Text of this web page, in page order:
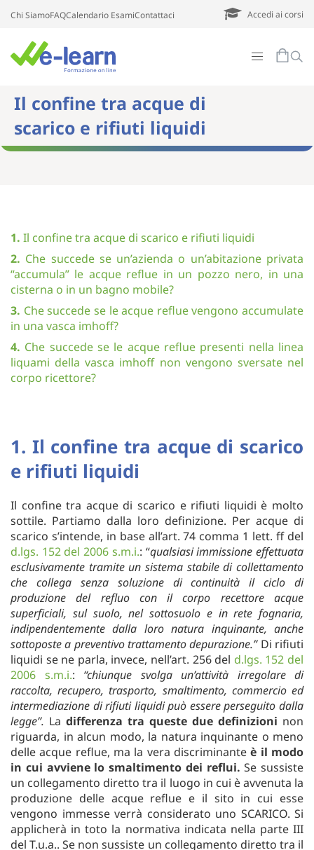
Chi SiamoFAQCalendario EsamiContattaci Accedi ai corsi
Il confine tra acque di
scarico e rifiuti liquidi
1. Il confine tra acque di scarico e rifiuti liquidi
2. Che succede se un’azienda o un’abitazione privata
“accumula” le acque reflue in un pozzo nero, in una
cisterna o in un bagno mobile?
3. Che succede se le acque reflue vengono accumulate
in una vasca imhoff?
4. Che succede se le acque reflue presenti nella linea
liquami della vasca imhoff non vengono sversate nel
corpo ricettore?
1. Il confine tra acque di scarico
e rifiuti liquidi
Il confine tra acque di scarico e rifiuti liquidi è molto
sottile. Partiamo dalla loro definizione. Per acque di
scarico s’intende, in base all’art. 74 comma 1 lett. ff del
d.lgs. 152 del 2006 s.m.i.: “qualsiasi immissione effettuata
esclusivamente tramite un sistema stabile di collettamento
che collega senza soluzione di continuità il ciclo di
produzione del refluo con il corpo recettore acque
superficiali, sul suolo, nel sottosuolo e in rete fognaria,
indipendentemente dalla loro natura inquinante, anche
sottoposte a preventivo trattamento depurazione.”Di rifiuti
liquidi se ne parla, invece, nell’art. 256 del d.lgs. 152 del
2006 s.m.i.: “chiunque svolga un’attività irregolare di
raccolta, recupero, trasporto, smaltimento, commercio ed
intermediazione di rifiuti liquidi può essere perseguito dalla
legge”. La differenza tra queste due definizioni non
riguarda, in alcun modo, la natura inquinante o meno
delle acque reflue, ma la vera discriminanteè il modo
in cui avviene lo smaltimento dei reflui. Se sussiste
un collegamento diretto tra il luogo in cui è avvenuta la
produzione delle acque reflue e il sito in cui esse
vengono immesse verrà considerato uno SCARICO. Si
applicherà in toto la normativa indicata nella parte III
del T.u.a.. Se non sussiste un collegamento diretto tra il